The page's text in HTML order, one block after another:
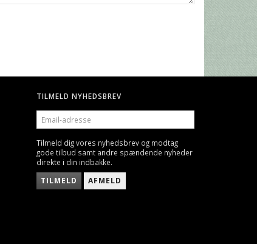
TILMELD NYHEDSBREV
EMAIL-
ADRESSE
Tilmeld dig vores nyhedsbrev og modtag
gode tilbud samt andre spændende nyheder
direkte i din indbakke.
TILMELD AFMELD